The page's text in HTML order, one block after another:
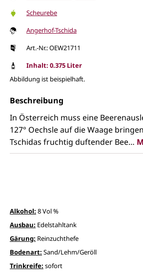
Scheurebe
Angerhof-Tschida
Art.-Nr.: OEW21711
Inhalt: 0.375 Liter
Abbildung ist beispielhaft.
Beschreibung
In Österreich muss eine
127° Oechsle auf die Waage
Tschidas fruchtig duftender Bee…
Alkohol: 8 Vol %
Ausbau: Edelstahltank
Gärung: Reinzuchthefe
Bodenart: Sand/Lehm/Geröll
Trinkreife: sofort